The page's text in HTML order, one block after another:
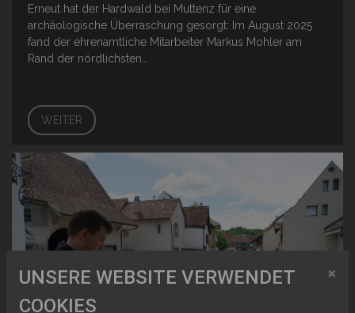
Erneut hat der Hardwald bei Muttenz für eine
archäologische Überraschung gesorgt: Im August 2025
fand der ehrenamtliche Mitarbeiter Markus Mohler am
Rand der nördlichsten…
WEITER
UNSERE WEBSITE VERWENDET
COOKIES
×